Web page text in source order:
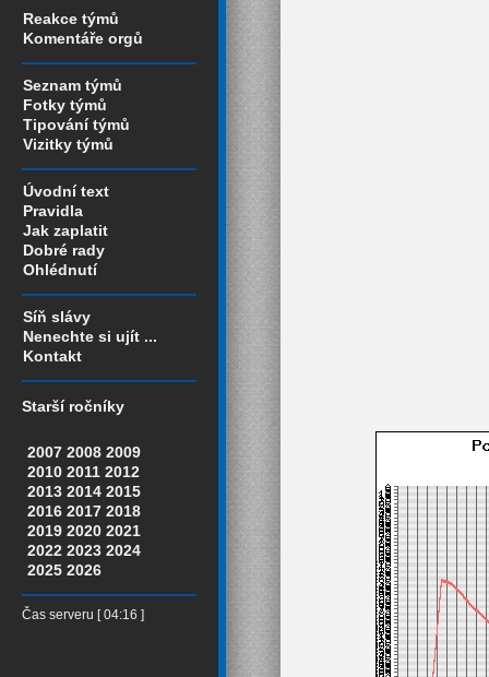
Reakce týmů
Komentáře orgů
Seznam týmů
Fotky týmů
Tipování týmů
Vizitky týmů
Úvodní text
Pravidla
Jak zaplatit
Dobré rady
Ohlédnutí
Síň slávy
Nenechte si ujít ...
Kontakt
Starší ročníky
2007 2008 2009
2010 2011 2012
2013 2014 2015
2016 2017 2018
2019 2020 2021
2022 2023 2024
2025 2026
Čas serveru [ 04:16 ]